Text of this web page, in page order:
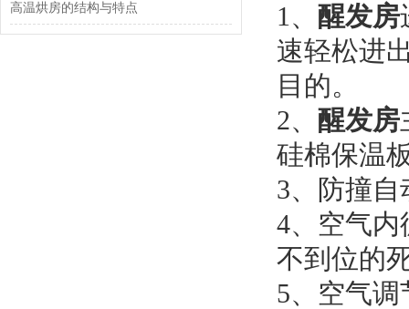
高温烘房的结构与特点
1、 醒发房
速轻松进
目的。
2、 醒发房
硅棉保温
3、防撞
4、空气
不到位的
5、空气